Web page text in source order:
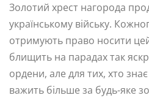
Золотий хрест нагорода
українському війську.
отримують право носити
блищить на парадах так
ордени, але для тих, хто
важить більше за будь-яке